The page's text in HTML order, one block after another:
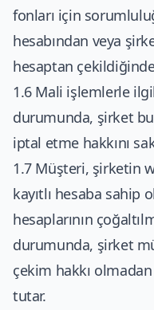
fonları için
hesabından veya
hesaptan
1.6 Mali işlemlerle
durumunda, şirket
iptal etme hakkını
1.7 Müşteri, şirketin
kayıtlı hesaba sahip
hesaplarının
durumunda, şirket
çekim hakkı
tutar.